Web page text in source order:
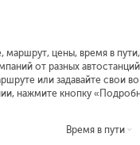
цены, время в
от разных
или задавайте свои
нажмите кнопку
Время в пути